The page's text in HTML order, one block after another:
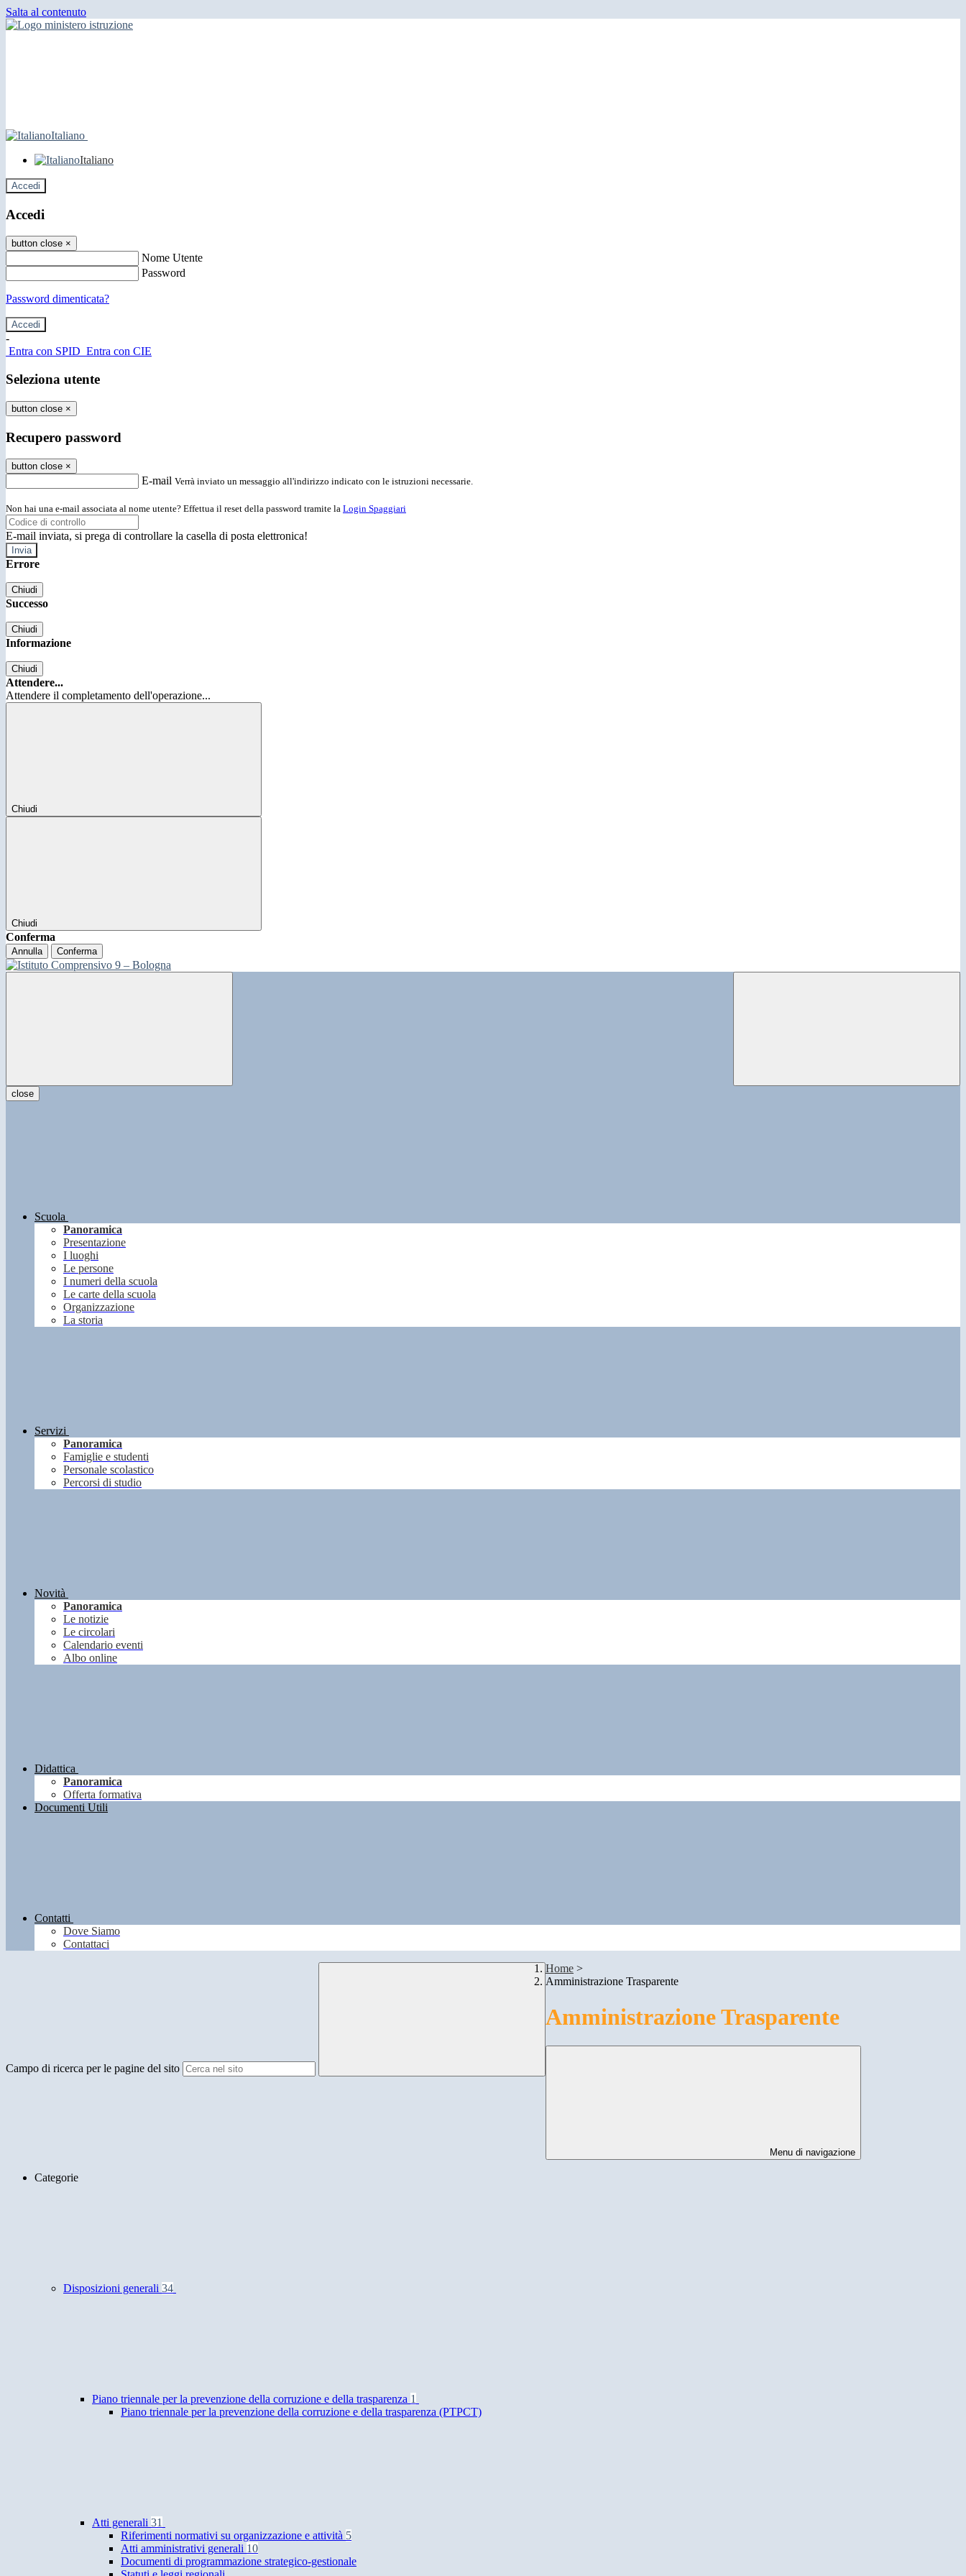
Salta al contenuto
Italiano
Italiano
Accedi
Accedi
button close ×
Nome Utente
Password
Password dimenticata?
-
Entra con SPID Entra con CIE
Seleziona utente
button close ×
Recupero password
button close ×
E-mail Verrà inviato un messaggio all'indirizzo indicato con le istruzioni necessarie.
Non hai una e-mail associata al nome utente? Effettua il reset della password tramite la Login Spaggiari
E-mail inviata, si prega di controllare la casella di posta elettronica!
Errore
Chiudi
Successo
Chiudi
Informazione
Chiudi
Attendere...
Attendere il completamento dell'operazione...
Chiudi
Chiudi
Conferma
Annulla Conferma
close
Scuola
Panoramica
Presentazione
I luoghi
Le persone
I numeri della scuola
Le carte della scuola
Organizzazione
La storia
Servizi
Panoramica
Famiglie e studenti
Personale scolastico
Percorsi di studio
Novità
Panoramica
Le notizie
Le circolari
Calendario eventi
Albo online
Didattica
Panoramica
Offerta formativa
Documenti Utili
Contatti
Dove Siamo
Contattaci
Campo di ricerca per le pagine del sito
Home >
Amministrazione Trasparente
Amministrazione Trasparente
Menu di navigazione
Categorie
Disposizioni generali 34
Piano triennale per la prevenzione della corruzione e della trasparenza 1
Piano triennale per la prevenzione della corruzione e della trasparenza (PTPCT)
Atti generali 31
Riferimenti normativi su organizzazione e attività 5
Atti amministrativi generali 10
Documenti di programmazione strategico-gestionale